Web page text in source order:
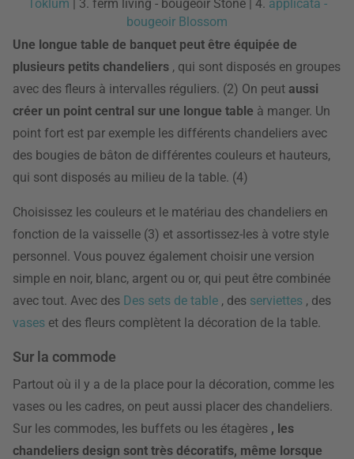
Toklum | 3. ferm living - bougeoir Stone | 4. applicata -
bougeoir Blossom
Une longue table de banquet peut être équipée de
plusieurs petits chandeliers , qui sont disposés en groupes
avec des fleurs à intervalles réguliers. (2) On peut aussi
créer un point central sur une longue table à manger. Un
point fort est par exemple les différents chandeliers avec
des bougies de bâton de différentes couleurs et hauteurs,
qui sont disposés au milieu de la table. (4)
Choisissez les couleurs et le matériau des chandeliers en
fonction de la vaisselle (3) et assortissez-les à votre style
personnel. Vous pouvez également choisir une version
simple en noir, blanc, argent ou or, qui peut être combinée
avec tout. Avec des Des sets de table , des serviettes , des
vases et des fleurs complètent la décoration de la table.
Sur la commode
Partout où il y a de la place pour la décoration, comme les
vases ou les cadres, on peut aussi placer des chandeliers.
Sur les commodes, les buffets ou les étagères , les
chandeliers design sont très décoratifs, même lorsque